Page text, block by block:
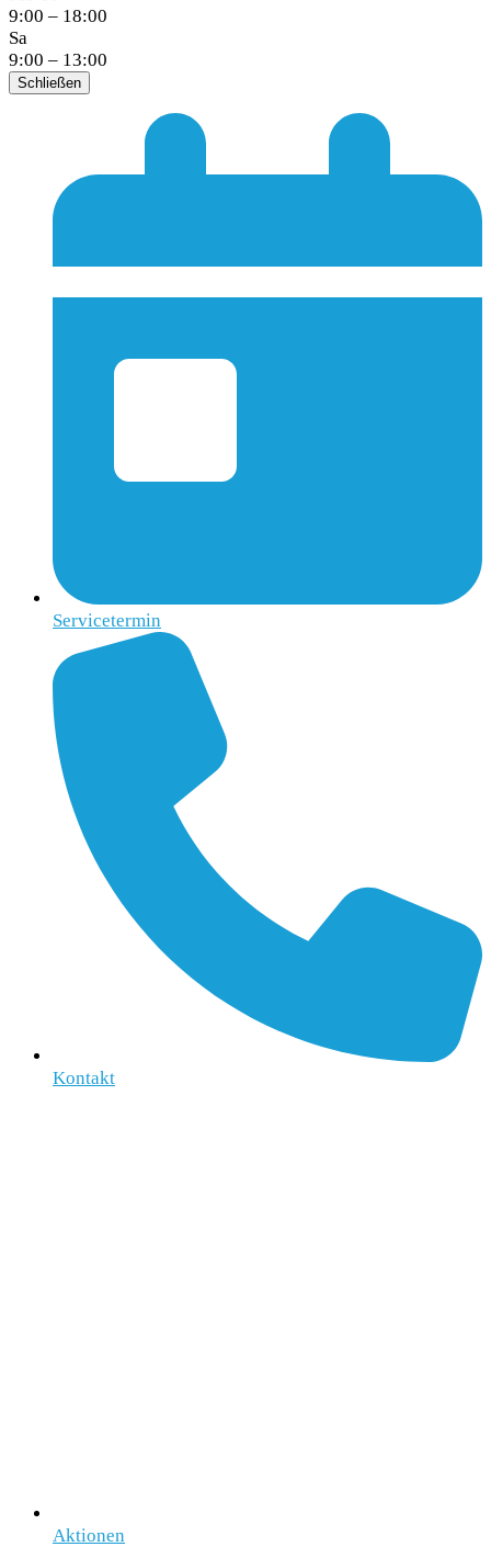
9:00 – 18:00
Sa
9:00 – 13:00
Schließen
Servicetermin
Kontakt
Aktionen